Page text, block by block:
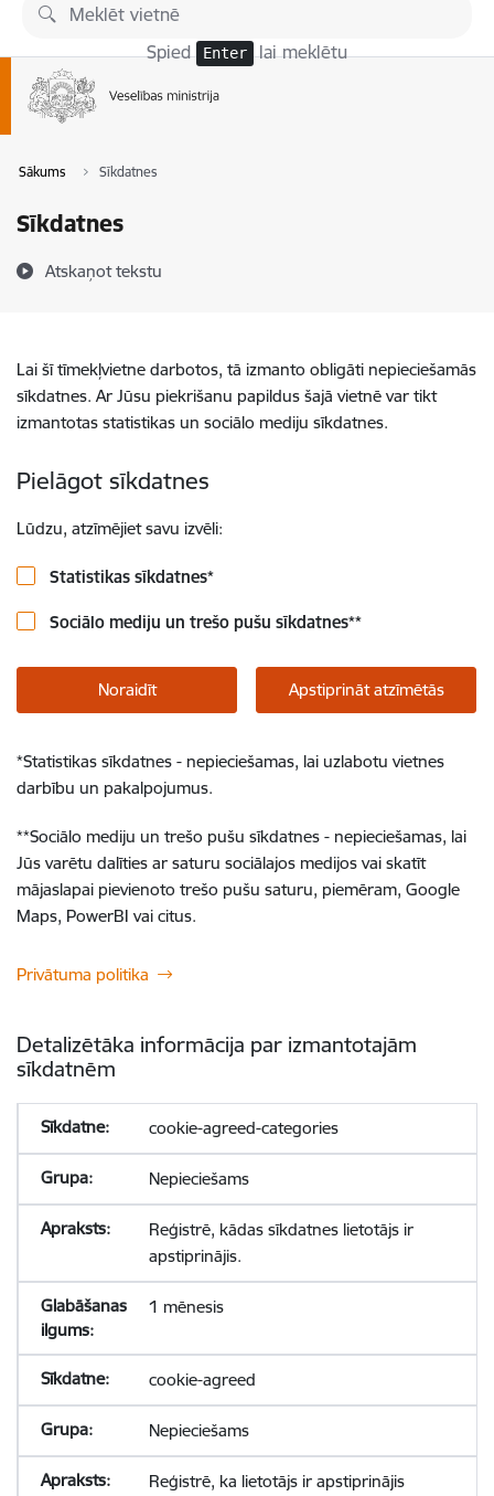
Pāriet uz lapas saturu
Spied Enter lai meklētu
Sākums Sīkdatnes
Sīkdatnes
Atskaņot tekstu
Lai šī tīmekļvietne darbotos, tā izmanto obligāti nepieciešamās
sīkdatnes. Ar Jūsu piekrišanu papildus šajā vietnē var tikt
izmantotas statistikas un sociālo mediju sīkdatnes.
Pielāgot sīkdatnes
Lūdzu, atzīmējiet savu izvēli:
Statistikas sīkdatnes*
Sociālo mediju un trešo pušu sīkdatnes**
Noraidīt Apstiprināt atzīmētās
*Statistikas sīkdatnes - nepieciešamas, lai uzlabotu vietnes
darbību un pakalpojumus.
**Sociālo mediju un trešo pušu sīkdatnes - nepieciešamas, lai
Jūs varētu dalīties ar saturu sociālajos medijos vai skatīt
mājaslapai pievienoto trešo pušu saturu, piemēram, Google
Maps, PowerBI vai citus.
Privātuma politika
Detalizētāka informācija par izmantotajām
sīkdatnēm
cookie-agreed-categories
Nepieciešams
Reģistrē, kādas sīkdatnes lietotājs ir
apstiprinājis.
1 mēnesis
cookie-agreed
Nepieciešams
Reģistrē, ka lietotājs ir apstiprinājis